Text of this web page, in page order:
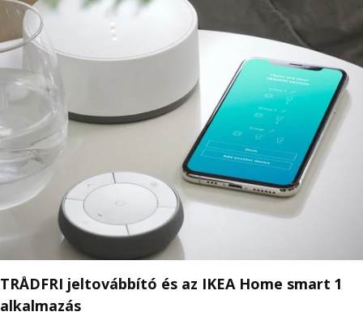
TRÅDFRI jeltovábbító és az IKEA Home smart 1
alkalmazás